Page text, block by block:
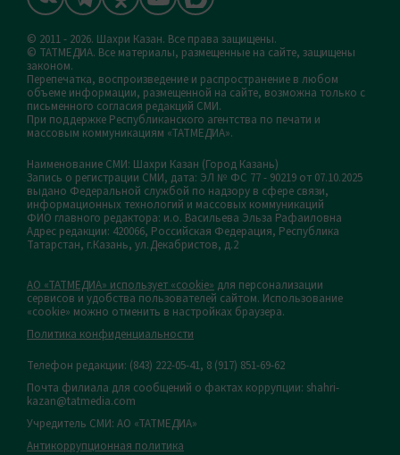
© 2011 - 2026. Шахри Казан. Все права защищены.
© ТАТМЕДИА. Все материалы, размещенные на сайте, защищены
законом.
Перепечатка, воспроизведение и распространение в любом
объеме информации, размещенной на сайте, возможна только с
письменного согласия редакций СМИ.
При поддержке Республиканского агентства по печати и
массовым коммуникациям «ТАТМЕДИА».
Наименование СМИ: Шахри Казан (Город Казань)
Запись о регистрации СМИ, дата: ЭЛ № ФС 77 - 90219 от 07.10.2025
выдано Федеральной службой по надзору в сфере связи,
информационных технологий и массовых коммуникаций
ФИО главного редактора: и.о. Васильева Эльза Рафаиловна
Адрес редакции: 420066, Российская Федерация, Республика
Татарстан, г.Казань, ул.Декабристов, д.2
АО «ТАТМЕДИА» использует «cookie» для персонализации
сервисов и удобства пользователей сайтом. Использование
«cookie» можно отменить в настройках браузера.
Политика конфиденциальности
Телефон редакции: (843) 222-05-41, 8 (917) 851-69-62
Почта филиала для сообщений о фактах коррупции: shahri-
kazan@tatmedia.com
Учредитель СМИ: АО «ТАТМЕДИА»
Антикоррупционная политика